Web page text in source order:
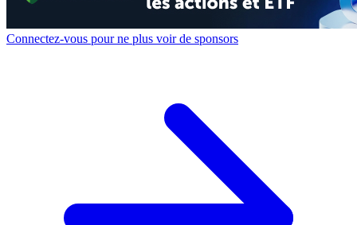
Connectez-vous pour ne plus voir de sponsors